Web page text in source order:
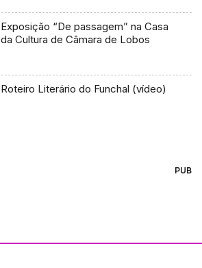
Exposição “De passagem” na Casa
da Cultura de Câmara de Lobos
Roteiro Literário do Funchal (vídeo)
PUB